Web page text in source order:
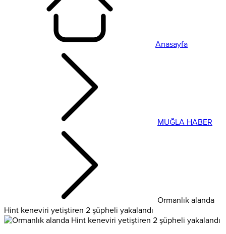
Anasayfa
MUĞLA HABER
Ormanlık alanda
Hint keneviri yetiştiren 2 şüpheli yakalandı